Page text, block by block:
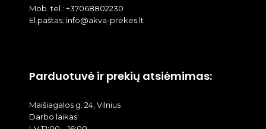
Mob. tel.: +37068802230
El.paštas: info@akva-prekes.lt
Parduotuvė ir prekių atsiėmimas:
Maišiagalos g. 24, Vilnius
Darbo laikas: